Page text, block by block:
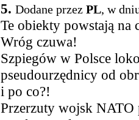
5. Dodane przez PL, w
Te obiekty powstają
Wróg czuwa!
Szpiegów w Polsce
pseudourzędnicy od
i po co?!
Przerzuty wojsk NATO